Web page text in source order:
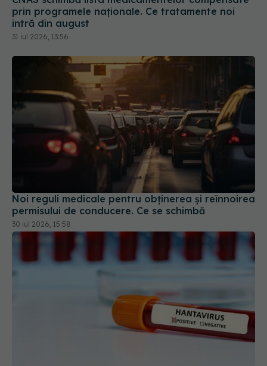
31 iul 2026, 13:56
Noi reguli medicale pentru obținerea și reînnoirea
permisului de conducere. Ce se schimbă
30 iul 2026, 15:58
Alertă în Europa după un nou caz de hantavirus